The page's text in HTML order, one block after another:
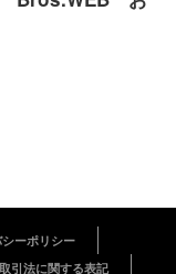
恋愛運＞
ーポリシー
引法に関する表記